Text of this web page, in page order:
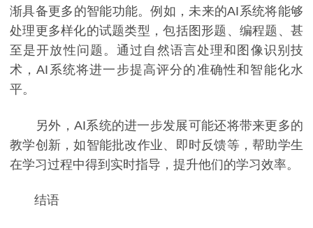
渐具备更多的智能功能。例如，未来的AI系统将能够
处理更多样化的试题类型，包括图形题、编程题、甚
至是开放性问题。通过自然语言处理和图像识别技
术，AI系统将进一步提高评分的准确性和智能化水
平。
另外，AI系统的进一步发展可能还将带来更多的
教学创新，如智能批改作业、即时反馈等，帮助学生
在学习过程中得到实时指导，提升他们的学习效率。
结语